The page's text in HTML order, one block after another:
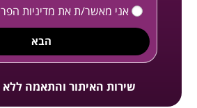
אני מאשר/ת את מדיניות
הבא
שירות האיתור והתאמה ללא